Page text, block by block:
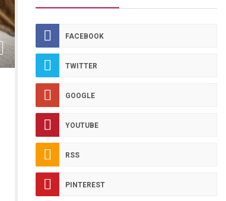
FACEBOOK
TWITTER
GOOGLE
YOUTUBE
RSS
PINTEREST